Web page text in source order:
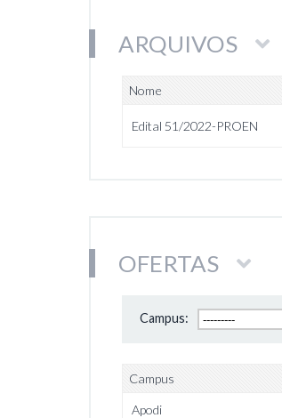
ARQUIVOS
Nome
Edital 51/2022-PROEN
OFERTAS
Campus:
Campus
Apodi